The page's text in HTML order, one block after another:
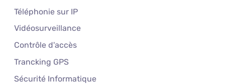
Téléphonie sur IP
Vidéosurveillance
Contrôle d'accès
Trancking GPS
Sécurité Informatique